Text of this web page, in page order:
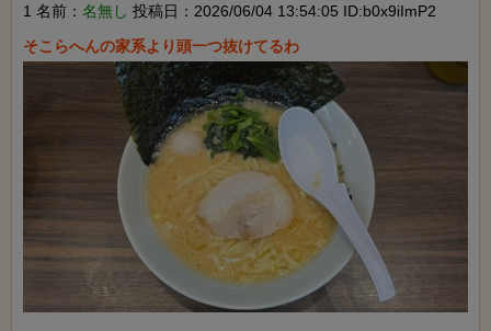
1 名前： 名無し 投稿日：2026/06/04 13:54:05 ID:b0x9iImP2